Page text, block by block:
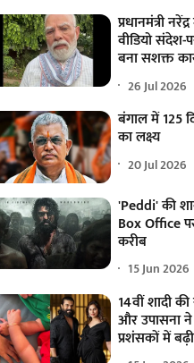
प्रधानमंत्री
वीडियो संदेश-
बना सशक्त
26 Jul 2026
बंगाल में 125
का लक्ष्य
20 Jul 2026
'Peddi' की
Box Office
करीब
15 Jun 2026
14वीं शादी
और उपासना
प्रशंसकों में